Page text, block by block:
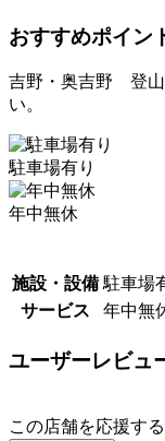
おすすめポイン
吉野・奥吉野 登山
い。
駐車場有り
年中無休
施設・設備 駐車場
サービス
年中無
ユーザーレビュ
この店舗を応援する